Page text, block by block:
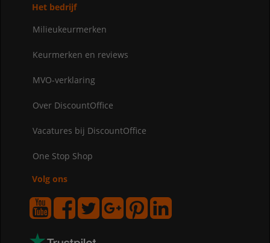
Het bedrijf
Milieukeurmerken
Keurmerken en reviews
MVO-verklaring
Over DiscountOffice
Vacatures bij DiscountOffice
One Stop Shop
Volg ons